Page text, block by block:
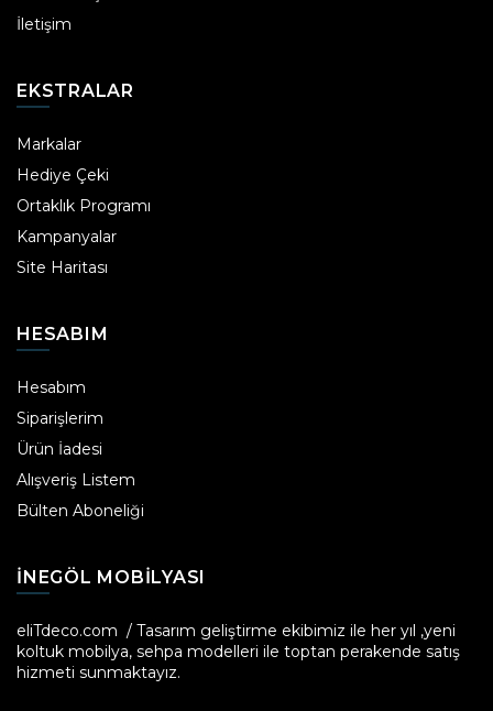
İletişim
EKSTRALAR
Markalar
Hediye Çeki
Ortaklık Programı
Kampanyalar
Site Haritası
HESABIM
Hesabım
Siparişlerim
Ürün İadesi
Alışveriş Listem
Bülten Aboneliği
INEGÖL MOBILYASI
eliTdeco.com / Tasarım geliştirme ekibimiz ile her yıl ,yeni
koltuk mobilya, sehpa modelleri ile toptan perakende satış
hizmeti sunmaktayız.